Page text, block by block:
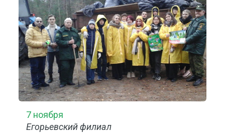
7 ноября
Егорьевский филиал